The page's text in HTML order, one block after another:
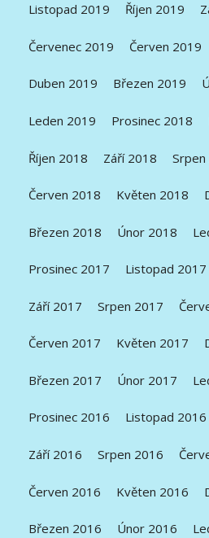
Listopad 2019 Říjen 2019
Červenec 2019 Červen 2019
Duben 2019 Březen 2019
Leden 2019 Prosinec 2018
Říjen 2018 Září 2018
Červen 2018 Květen 2018
Březen 2018 Únor 2018
Prosinec 2017 Listopad 2017
Září 2017 Srpen 2017
Červen 2017 Květen 2017
Březen 2017 Únor 2017
Prosinec 2016 Listopad 2016
Září 2016 Srpen 2016
Červen 2016 Květen 2016
Březen 2016 Únor 2016